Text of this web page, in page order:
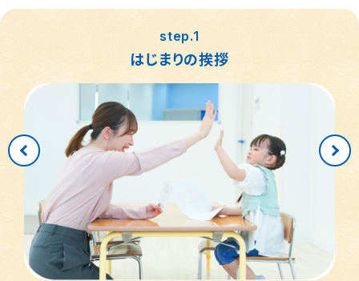
step.1
はじまりの挨拶
川口市
さいたま市見沼区
さいたま市緑区
三郷市
新座市
戸田市
松戸市
八千代市
流山市
千葉市中央区
世田谷区
新宿区
日野市
目黒区
江戸川区
横浜市戸塚区
相模原市中央区
川崎市中原区
厚木市
茅ケ崎市
藤沢市
名古屋市千種区
名古屋市緑区
名古屋市瑞穂区
名古屋市中村区
堺市北区
高槻市
摂津市
大阪市平野区
堺市西区
神戸市長田区
姫路市
神戸市中央区
仙台市青葉区
児童発達支援
LITALICOジュニア 仙台五橋教室
広島市南区
児童発達支援
LITALICOジュニア 広島皆実教室
福岡市早良区
福岡市西区
福岡市東区
春日市
太宰府市
福岡市中央区